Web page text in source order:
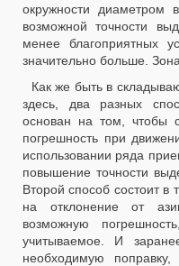
окружности
возможной точности
менее благоприятных
значительно больше.
Как же быть в
здесь, два разных
основан на том, чтобы
погрешность при
использовании ряда
повышение точности
Второй способ состоит в
на отклонение от
возможную
учитываемое. И
необходимую